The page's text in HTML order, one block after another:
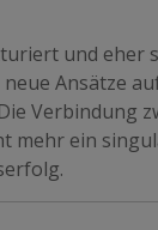
und eher
Ansätze
Verbindung
mehr ein